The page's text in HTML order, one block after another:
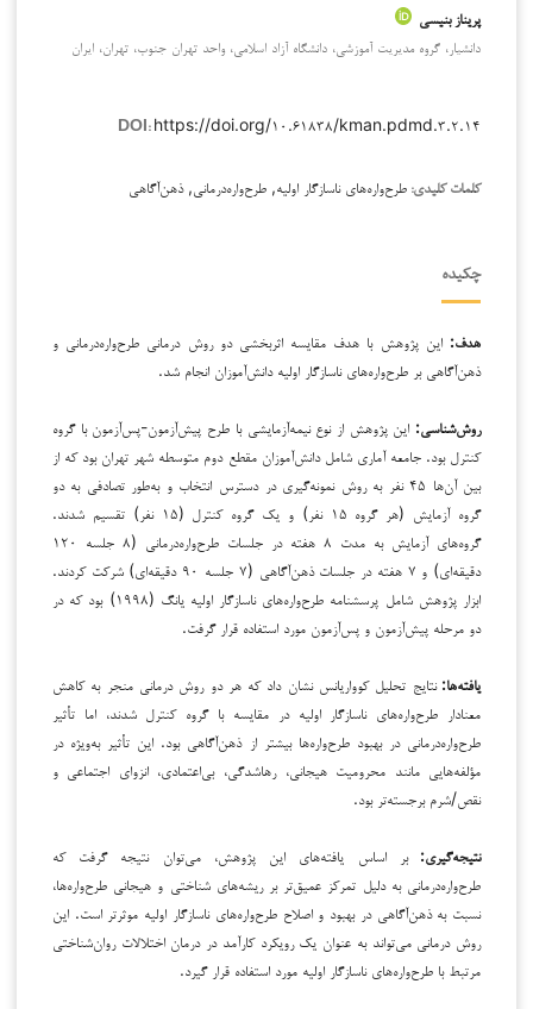
پریناز بنیسی
دانشیار، گروه مدیریت آموزشی، دانشگاه آزاد اسلامی، واحد تهران جنوب، تهران، ایران
DOI: https://doi.org/۱۰.۶۱۸۳۸/kman.pdmd.۳.۲.۱۴
کلمات کلیدی: طرح‌واره‌های ناسازگار اولیه, طرح‌واره‌درمانی, ذهن‌آگاهی
چکیده
هدف: این پژوهش با هدف مقایسه اثربخشی دو روش درمانی طرح‌واره‌درمانی و
ذهن‌آگاهی بر طرح‌واره‌های ناسازگار اولیه دانش‌آموزان انجام شد.
روش‌شناسی: این پژوهش از نوع نیمه‌آزمایشی با طرح پیش‌آزمون-پس‌آزمون با گروه
کنترل بود. جامعه آماری شامل دانش‌آموزان مقطع دوم متوسطه شهر تهران بود که از
بین آن‌ها ۴۵ نفر به روش نمونه‌گیری در دسترس انتخاب و به‌طور تصادفی به دو
گروه آزمایش (هر گروه ۱۵ نفر) و یک گروه کنترل (۱۵ نفر) تقسیم شدند.
گروه‌های آزمایش به مدت ۸ هفته در جلسات طرح‌واره‌درمانی (۸ جلسه ۱۲۰
دقیقه‌ای) و ۷ هفته در جلسات ذهن‌آگاهی (۷ جلسه ۹۰ دقیقه‌ای) شرکت کردند.
ابزار پژوهش شامل پرسشنامه طرح‌واره‌های ناسازگار اولیه یانگ (۱۹۹۸) بود که در
دو مرحله پیش‌آزمون و پس‌آزمون مورد استفاده قرار گرفت.
یافته‌ها: نتایج تحلیل کوواریانس نشان داد که هر دو روش درمانی منجر به کاهش
معنادار طرح‌واره‌های ناسازگار اولیه در مقایسه با گروه کنترل شدند، اما تأثیر
طرح‌واره‌درمانی در بهبود طرح‌واره‌ها بیشتر از ذهن‌آگاهی بود. این تأثیر به‌ویژه در
مؤلفه‌هایی مانند محرومیت هیجانی، رهاشدگی، بی‌اعتمادی، انزوای اجتماعی و
نقص/شرم برجسته‌تر بود.
نتیجه‌گیری:
بر اساس یافته‌های این پژوهش، می‌توان نتیجه گرفت که
طرح‌واره‌درمانی به دلیل تمرکز عمیق‌تر بر ریشه‌های شناختی و هیجانی طرح‌واره‌ها،
نسبت به ذهن‌آگاهی در بهبود و اصلاح طرح‌واره‌های ناسازگار اولیه موثرتر است. این
روش درمانی می‌تواند به عنوان یک رویکرد کارآمد در درمان اختلالات روان‌شناختی
مرتبط با طرح‌واره‌های ناسازگار اولیه مورد استفاده قرار گیرد.